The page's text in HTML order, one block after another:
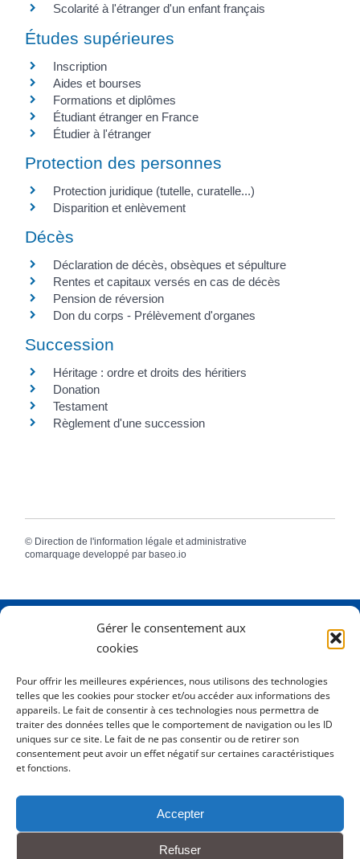
Gérer le consentement aux
cookies
Pour offrir les meilleures expériences, nous utilisons des technologies
telles que les cookies pour stocker et/ou accéder aux informations des
appareils. Le fait de consentir à ces technologies nous permettra de
traiter des données telles que le comportement de navigation ou les ID
uniques sur ce site. Le fait de ne pas consentir ou de retirer son
consentement peut avoir un effet négatif sur certaines caractéristiques
et fonctions.
Accepter
Refuser
Scolarité à l'étranger d'un enfant français
Études supérieures
Inscription
Aides et bourses
Formations et diplômes
Étudiant étranger en France
Étudier à l'étranger
Protection des personnes
Protection juridique (tutelle, curatelle...)
Disparition et enlèvement
Décès
Déclaration de décès, obsèques et sépulture
Rentes et capitaux versés en cas de décès
Pension de réversion
Don du corps - Prélèvement d'organes
Succession
Héritage : ordre et droits des héritiers
Donation
Testament
Règlement d'une succession
© Direction de l'information légale et administrative
comarquage developpé par baseo.io
2 Rue Dame Pernette
Horaires
Lundi de 8h15 à 12h
Mardi de 8h15 à 12h
Mercredi 8h15 à 12h
Jeudi de 8h15 à 12h - 16h à 18h00
Tél.